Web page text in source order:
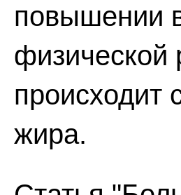
повышении
физической
происходит
жира.